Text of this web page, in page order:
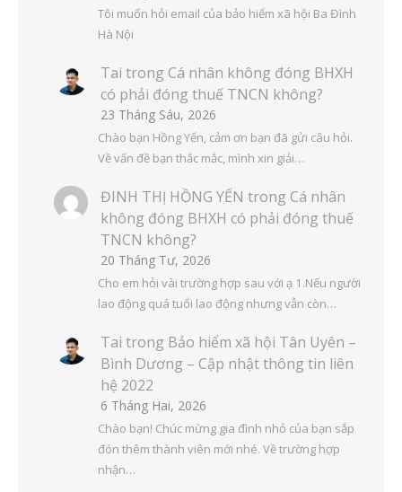
Tôi muốn hỏi email của bảo hiểm xã hội Ba Đình
Hà Nội
Tai trong Cá nhân không đóng BHXH
có phải đóng thuế TNCN không?
23 Tháng Sáu, 2026
Chào bạn Hồng Yến, cảm ơn bạn đã gửi câu hỏi.
Về vấn đề bạn thắc mắc, mình xin giải…
ĐINH THỊ HỒNG YẾN trong Cá nhân
không đóng BHXH có phải đóng thuế
TNCN không?
20 Tháng Tư, 2026
Cho em hỏi vài trường hợp sau với ạ 1.Nếu người
lao động quá tuổi lao động nhưng vẫn còn…
Tai trong Bảo hiểm xã hội Tân Uyên –
Bình Dương – Cập nhật thông tin liên
hệ 2022
6 Tháng Hai, 2026
Chào bạn! Chúc mừng gia đình nhỏ của bạn sắp
đón thêm thành viên mới nhé. Về trường hợp
nhận…